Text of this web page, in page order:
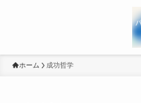
ホーム 成功哲学